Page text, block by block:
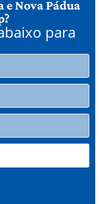
e Nova Pádua
para